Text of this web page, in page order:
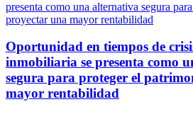
Oportunidad en tiempos de
inmobiliaria se presenta como
segura para proteger el
mayor rentabilidad